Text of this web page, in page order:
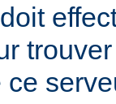
ce